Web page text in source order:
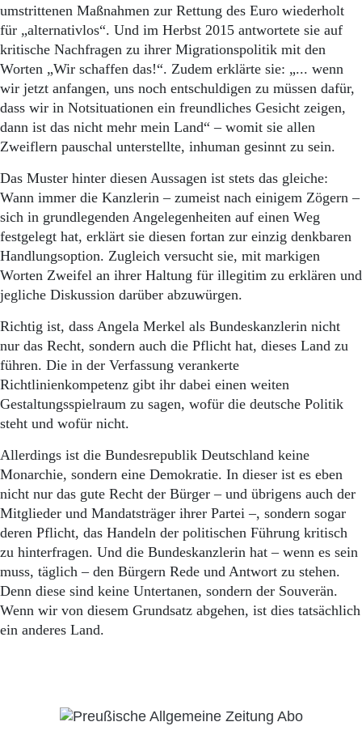
umstrittenen Maßnahmen zur Rettung des Euro wiederholt
für „alternativlos“. Und im Herbst 2015 antwortete sie auf
kritische Nachfragen zu ihrer Migrationspolitik mit den
Worten „Wir schaffen das!“. Zudem erklärte sie: „... wenn
wir jetzt anfangen, uns noch entschuldigen zu müssen dafür,
dass wir in Notsituationen ein freundliches Gesicht zeigen,
dann ist das nicht mehr mein Land“ – womit sie allen
Zweiflern pauschal unterstellte, inhuman gesinnt zu sein.
Das Muster hinter diesen Aussagen ist stets das gleiche:
Wann immer die Kanzlerin – zumeist nach einigem Zögern –
sich in grundlegenden Angelegenheiten auf einen Weg
festgelegt hat, erklärt sie diesen fortan zur einzig denkbaren
Handlungsoption. Zugleich versucht sie, mit markigen
Worten Zweifel an ihrer Haltung für illegitim zu erklären und
jegliche Diskussion darüber abzuwürgen.
Richtig ist, dass Angela Merkel als Bundeskanzlerin nicht
nur das Recht, sondern auch die Pflicht hat, dieses Land zu
führen. Die in der Verfassung verankerte
Richtlinienkompetenz gibt ihr dabei einen weiten
Gestaltungsspielraum zu sagen, wofür die deutsche Politik
steht und wofür nicht.
Allerdings ist die Bundesrepublik Deutschland keine
Monarchie, sondern eine Demokratie. In dieser ist es eben
nicht nur das gute Recht der Bürger – und übrigens auch der
Mitglieder und Mandatsträger ihrer Partei –, sondern sogar
deren Pflicht, das Handeln der politischen Führung kritisch
zu hinterfragen. Und die Bundeskanzlerin hat – wenn es sein
muss, täglich – den Bürgern Rede und Antwort zu stehen.
Denn diese sind keine Untertanen, sondern der Souverän.
Wenn wir von diesem Grundsatz abgehen, ist dies tatsächlich
ein anderes Land.